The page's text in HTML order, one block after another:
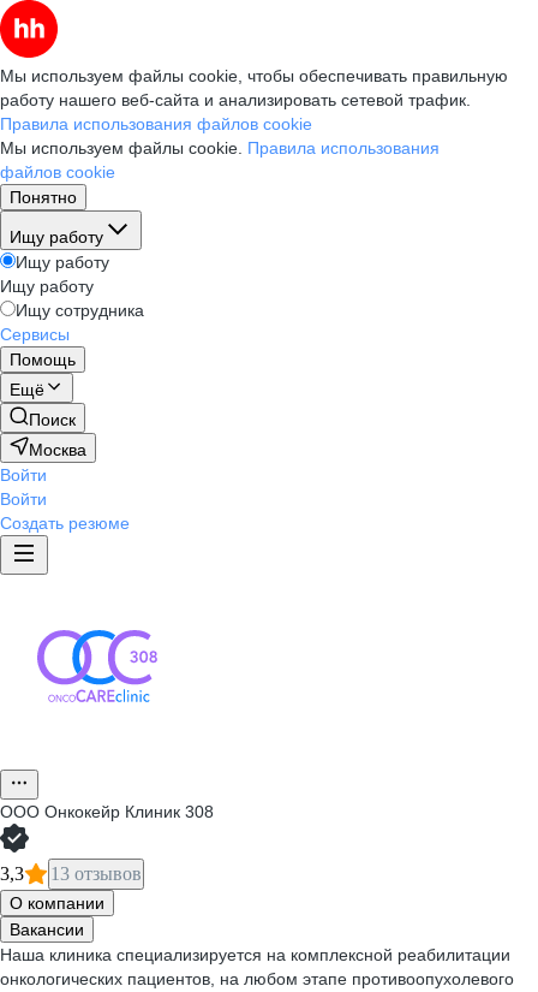
Мы используем файлы cookie, чтобы обеспечивать правильную
работу нашего веб-сайта и анализировать сетевой трафик.
Правила использования файлов cookie
Мы используем файлы cookie. Правила использования
файлов cookie
Понятно
Ищу работу
Ищу работу
Ищу работу
Ищу сотрудника
Сервисы
Помощь
Ещё
Поиск
Москва
Войти
Войти
Создать резюме
ООО Онкокейр Клиник 308
3,3 13 отзывов
О компании
Вакансии
Наша клиника специализируется на комплексной реабилитации
онкологических пациентов, на любом этапе противоопухолевого